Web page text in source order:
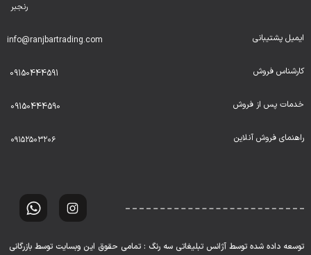
رنجبر
ایمیل پشتیبانی info@ranjbartrading.com
کارشناس فروش 09150444591
خدمات پس از فروش 09150444590
راهنمای فروش آنلاین ۰۹۱۵۲۵۰۳۲۰۶
توسعه داده شده توسط آژانس تبلیغاتی سه رنگ : تمامی حقوق این وبسایت توسط بازرگانی